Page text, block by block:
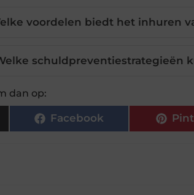
voordelen biedt het inhuren
schuldpreventiestrategieën
dan op:
Facebook